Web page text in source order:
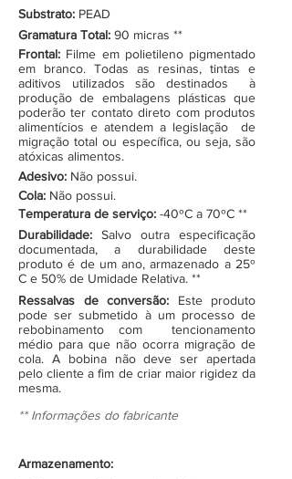
Substrato: PEAD
Gramatura Total: 90 micras **
Frontal: Filme em polietileno pigmentado
em branco. Todas as resinas, tintas e
aditivos utilizados são destinados à
produção de embalagens plásticas que
poderão ter contato direto com produtos
alimentícios e atendem a legislação de
migração total ou específica, ou seja, são
atóxicas alimentos.
Adesivo: Não possui.
Cola: Não possui.
Temperatura de serviço: -40ºC a 70ºC **
Durabilidade: Salvo outra especificação
documentada, a durabilidade deste
produto é de um ano, armazenado a 25º
C e 50% de Umidade Relativa. **
Ressalvas de conversão: Este produto
pode ser submetido à um processo de
rebobinamento com tencionamento
médio para que não ocorra migração de
cola. A bobina não deve ser apertada
pelo cliente a fim de criar maior rigidez da
mesma.
** Informações do fabricante
Armazenamento: